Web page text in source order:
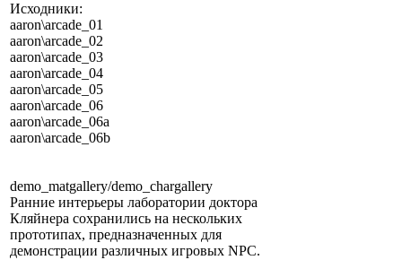
Исходники:
aaron\arcade_01
aaron\arcade_02
aaron\arcade_03
aaron\arcade_04
aaron\arcade_05
aaron\arcade_06
aaron\arcade_06a
aaron\arcade_06b
demo_matgallery/demo_chargallery
Ранние интерьеры лаборатории доктора
Кляйнера сохранились на нескольких
прототипах, предназначенных для
демонстрации различных игровых NPC.